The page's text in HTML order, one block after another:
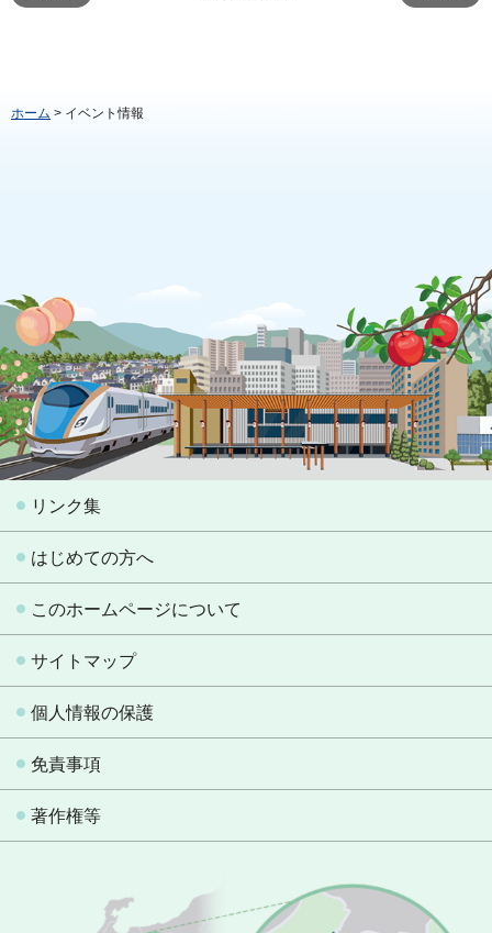
ホーム > イベント情報
リンク集
はじめての方へ
このホームページについて
サイトマップ
個人情報の保護
免責事項
著作権等